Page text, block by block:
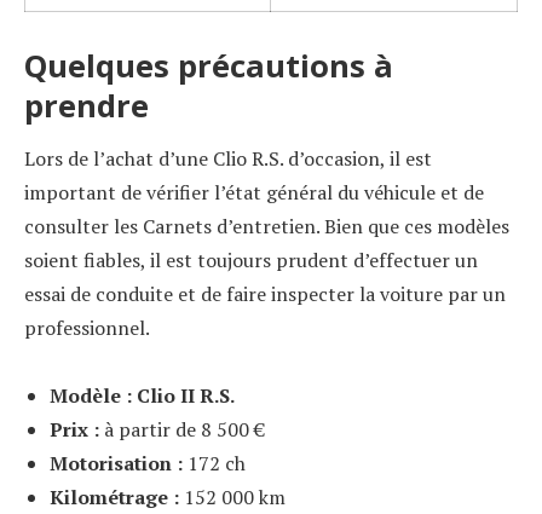
Quelques précautions à
prendre
Lors de l’achat d’une Clio R.S. d’occasion, il est
important de vérifier l’état général du véhicule et de
consulter les Carnets d’entretien. Bien que ces modèles
soient fiables, il est toujours prudent d’effectuer un
essai de conduite et de faire inspecter la voiture par un
professionnel.
Modèle : Clio II R.S.
Prix :à partir de 8 500 €
Motorisation :172 ch
Kilométrage :152 000 km